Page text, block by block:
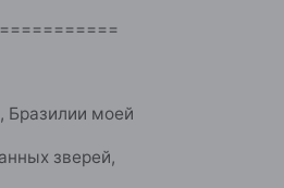
Бразилии моей
зверей,